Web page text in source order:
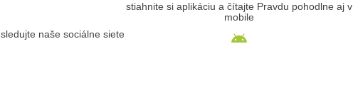
sledujte naše sociálne siete
stiahnite si aplikáciu a čítajte Pravdu pohodlne aj v
mobile